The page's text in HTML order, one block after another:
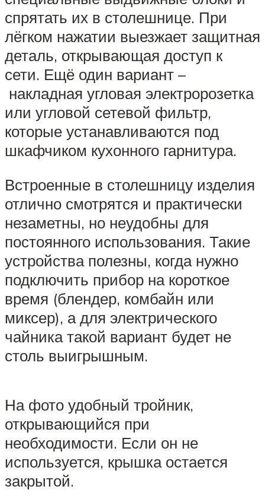
спрятать их в столешнице. При
лёгком нажатии выезжает защитная
деталь, открывающая доступ к
сети. Ещё один вариант –
накладная угловая электророзетка
или угловой сетевой фильтр,
которые устанавливаются под
шкафчиком кухонного гарнитура.
Встроенные в столешницу изделия
отлично смотрятся и практически
незаметны, но неудобны для
постоянного использования. Такие
устройства полезны, когда нужно
подключить прибор на короткое
время (блендер, комбайн или
миксер), а для электрического
чайника такой вариант будет не
столь выигрышным.
На фото удобный тройник,
открывающийся при
необходимости. Если он не
используется, крышка остается
закрытой.